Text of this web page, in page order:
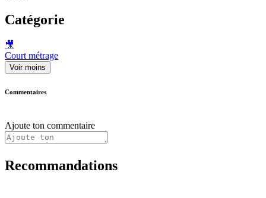
Catégorie
🎥
Court métrage
Voir moins
Commentaires
Ajoute ton commentaire
Recommandations